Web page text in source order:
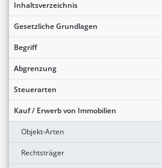
Inhaltsverzeichnis
Gesetzliche Grundlagen
Begriff
Abgrenzung
Steuerarten
Kauf / Erwerb von Immobilien
Objekt-Arten
Rechtsträger